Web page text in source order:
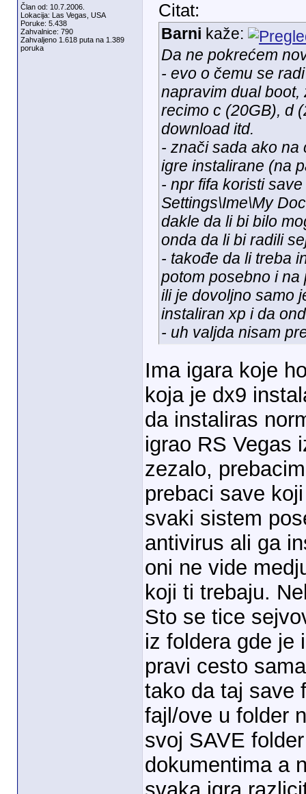
Član od: 10.7.2006.
Lokacija: Las Vegas, USA
Poruke: 5.438
Zahvalnice: 790
Zahvaljeno 1.618 puta na 1.389
poruka
Citat:
Barni kaže:
Da ne pokrećem
- evo o čemu se
napravim dual
recimo c (20GB), d
download itd.
- znači sada ako na
igre instalirane (na
- npr fifa koristi
Settings\Ime\My
dakle da li bi bilo
onda da li bi radili
- takođe da li treba
potom posebno i
ili je dovoljno samo
instaliran xp i da
- uh valjda nisam
Ima igara koje
koja je dx9
da instaliras
igrao RS Vegas
zezalo,
prebaci save
svaki sistem
antivirus ali ga
oni ne vide
koji ti trebaju.
Sto se tice
iz foldera gde je
pravi cesto
tako da taj save
fajl/ove u folder
svoj SAVE
dokumentima a